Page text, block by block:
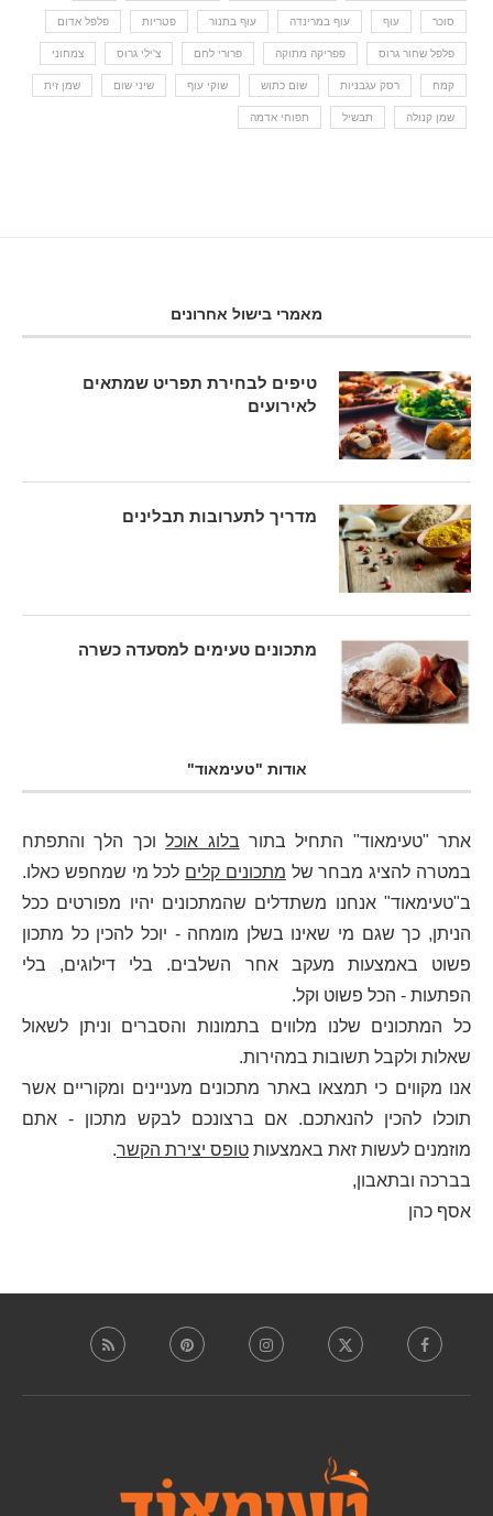
סוכר עוף עוף במרינדה עוף בתנור פטריות פלפל אדום
פלפל שחור גרוס פפריקה מתוקה פרורי לחם צ'ילי גרוס צמחוני
קמח רסק עגבניות שום כתוש שוקי עוף שיני שום שמן זית
שמן קנולה תבשיל תפוחי אדמה
מאמרי בישול אחרונים
טיפים לבחירת תפריט שמתאים
לאירועים
מדריך לתערובות תבלינים
מתכונים טעימים למסעדה כשרה
אודות "טעימאוד"
אתר "טעימאוד" התחיל בתור בלוג אוכלוכך הלך והתפתח
במטרה להציג מבחר של מתכונים קלים לכל מי שמחפש כאלו.
ב"טעימאוד" אנחנו משתדלים שהמתכונים יהיו מפורטים ככל
הניתן, כך שגם מי שאינו בשלן מומחה - יוכל להכין כל מתכון
פשוט באמצעות מעקב אחר השלבים. בלי דילוגים, בלי
הפתעות - הכל פשוט וקל.
כל המתכונים שלנו מלווים בתמונות והסברים וניתן לשאול
שאלות ולקבל תשובות במהירות.
אנו מקווים כי תמצאו באתר מתכונים מעניינים ומקוריים אשר
תוכלו להכין להנאתכם. אם ברצונכם לבקש מתכון - אתם
מוזמנים לעשות זאת באמצעות טופס יצירת הקשר.
בברכה ובתאבון,
אסף כהן